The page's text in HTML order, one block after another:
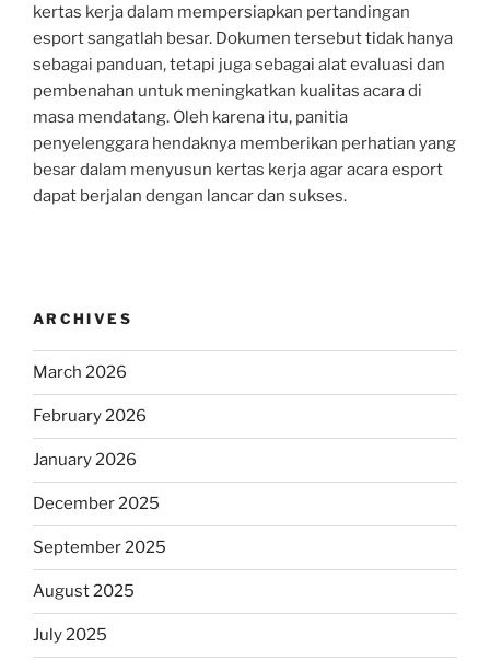
kertas kerja dalam mempersiapkan pertandingan
esport sangatlah besar. Dokumen tersebut tidak hanya
sebagai panduan, tetapi juga sebagai alat evaluasi dan
pembenahan untuk meningkatkan kualitas acara di
masa mendatang. Oleh karena itu, panitia
penyelenggara hendaknya memberikan perhatian yang
besar dalam menyusun kertas kerja agar acara esport
dapat berjalan dengan lancar dan sukses.
ARCHIVES
March 2026
February 2026
January 2026
December 2025
September 2025
August 2025
July 2025